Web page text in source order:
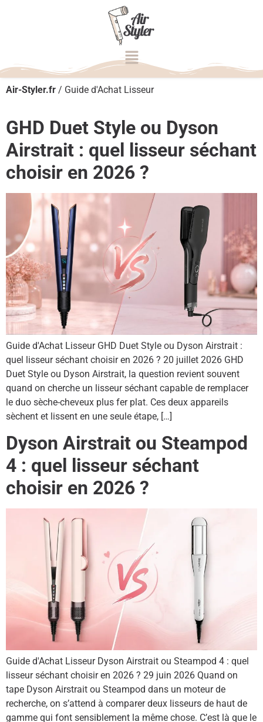
Air-Styler.fr / Guide d'Achat Lisseur
GHD Duet Style ou Dyson
Airstrait : quel lisseur séchant
choisir en 2026 ?
Guide d'Achat Lisseur GHD Duet Style ou Dyson Airstrait :
quel lisseur séchant choisir en 2026 ? 20 juillet 2026 GHD
Duet Style ou Dyson Airstrait, la question revient souvent
quand on cherche un lisseur séchant capable de remplacer
le duo sèche-cheveux plus fer plat. Ces deux appareils
sèchent et lissent en une seule étape, […]
Dyson Airstrait ou Steampod
4 : quel lisseur séchant
choisir en 2026 ?
Guide d'Achat Lisseur Dyson Airstrait ou Steampod 4 : quel
lisseur séchant choisir en 2026 ? 29 juin 2026 Quand on
tape Dyson Airstrait ou Steampod dans un moteur de
recherche, on s’attend à comparer deux lisseurs de haut de
gamme qui font sensiblement la même chose. C’est là que le